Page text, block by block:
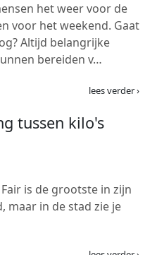
het weer voor de
voor het weekend. Gaat
Altijd belangrijke
bereiden v…
lees verder ›
tussen kilo's
is de grootste in zijn
maar in de stad zie je